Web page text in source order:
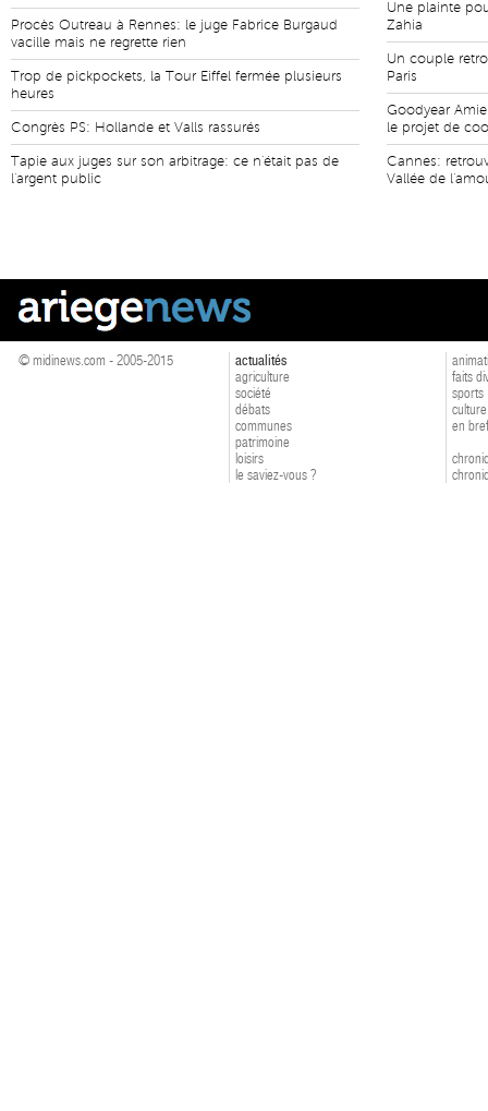
Procès Outreau à Rennes: le juge Fabrice Burgaud
vacille mais ne regrette rien
Trop de pickpockets, la Tour Eiffel fermée plusieurs
heures
Congrès PS: Hollande et Valls rassurés
Tapie aux juges sur son arbitrage: ce n'était pas de
l'argent public
Une plainte
Zahia
Un couple
Paris
Goodyear
le projet de
Cannes:
Vallée de
© midinews.com - 2005-2015
actualités
agriculture
société
débats
communes
patrimoine
loisirs
le saviez-vous ?
faits
sports
culture
en bref